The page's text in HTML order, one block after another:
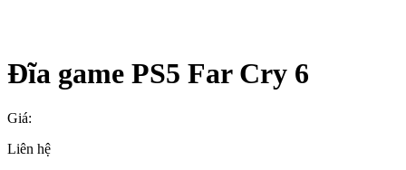
Đĩa game PS5 Far Cry 6
Giá:
Liên hệ